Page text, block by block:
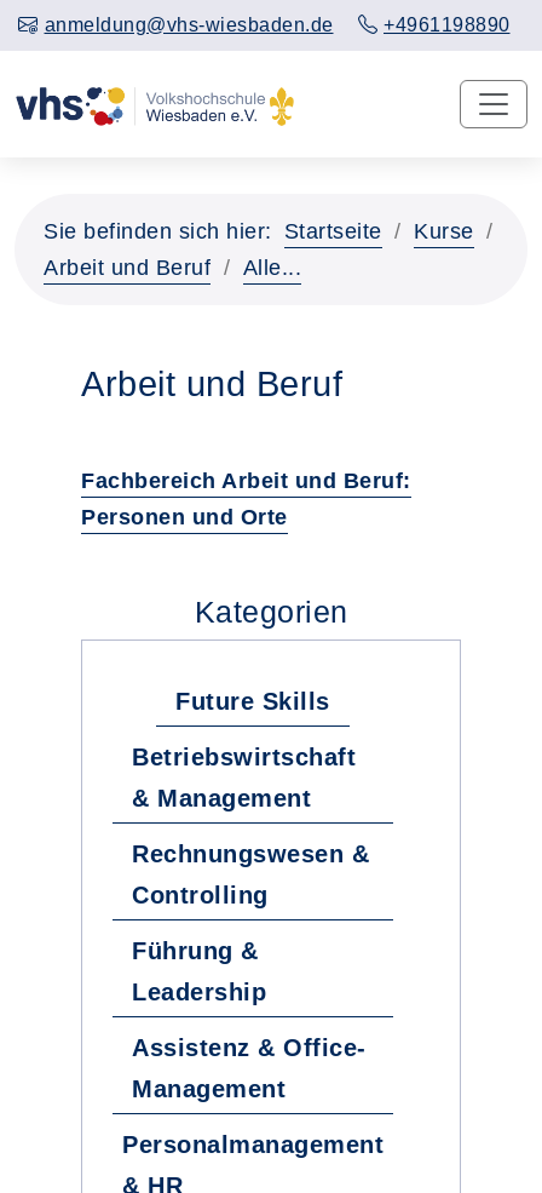
anmeldung@vhs-wiesbaden.de +4961198890
Sie befinden sich hier: Startseite
Kurse
Arbeit und Beruf
Alle...
Arbeit und Beruf
Fachbereich Arbeit und Beruf:
Personen und Orte
Kategorien
Future Skills
Betriebswirtschaft
& Management
Rechnungswesen &
Controlling
Führung &
Leadership
Assistenz & Office-
Management
Personalmanagement
& HR